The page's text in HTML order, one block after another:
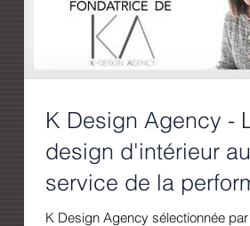
K Design Agency -
design d'intérieur au
service de la
de l’entreprise
K Design Agency sélectionnée par